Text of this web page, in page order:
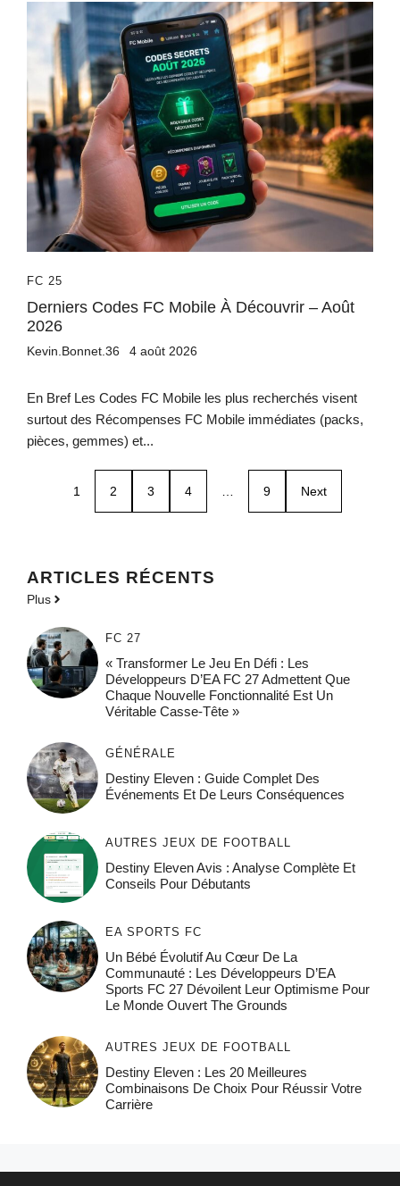
FC 25
Derniers Codes FC Mobile À Découvrir – Août
2026
Kevin.Bonnet.36 4 août 2026
En Bref Les Codes FC Mobile les plus recherchés visent
surtout des Récompenses FC Mobile immédiates (packs,
pièces, gemmes) et...
1 2 3 4 … 9 Next
ARTICLES RÉCENTS
Plus
FC 27
« Transformer Le Jeu En Défi : Les
Développeurs D’EA FC 27 Admettent Que
Chaque Nouvelle Fonctionnalité Est Un
Véritable Casse-Tête »
GÉNÉRALE
Destiny Eleven : Guide Complet Des
Événements Et De Leurs Conséquences
AUTRES JEUX DE FOOTBALL
Destiny Eleven Avis : Analyse Complète Et
Conseils Pour Débutants
EA SPORTS FC
Un Bébé Évolutif Au Cœur De La
Communauté : Les Développeurs D’EA
Sports FC 27 Dévoilent Leur Optimisme Pour
Le Monde Ouvert The Grounds
AUTRES JEUX DE FOOTBALL
Destiny Eleven : Les 20 Meilleures
Combinaisons De Choix Pour Réussir Votre
Carrière